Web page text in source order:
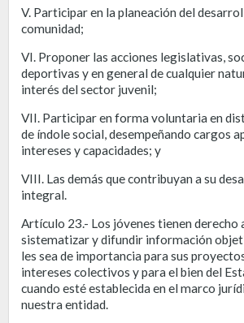
V. Participar en la planeación del
comunidad;
VI. Proponer las acciones legislativas,
deportivas y en general de cualquier
interés del sector juvenil;
VII. Participar en forma voluntaria en
de índole social, desempeñando cargos
intereses y capacidades; y
VIII. Las demás que contribuyan a su
integral.
Artículo 23.- Los jóvenes tienen derecho
sistematizar y difundir información
les sea de importancia para sus
intereses colectivos y para el bien del
cuando esté establecida en el marco
nuestra entidad.